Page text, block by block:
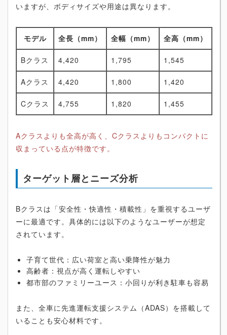
いますが、ボディサイズや用途は異なります。
モデル 全長（mm） 全幅（mm） 全高（mm）
Bクラス 4,420 1,795 1,545
Aクラス 4,420 1,800 1,420
Cクラス 4,755 1,820 1,455
Aクラスよりも全高が高く、Cクラスよりもコンパクトに
収まっている点が特徴です。
ターゲット層とニーズ分析
Bクラスは「安全性・快適性・積載性」を重視するユーザ
ーに最適です。具体的には以下のようなユーザーが想定
されています。
子育て世代：広い荷室と高い乗降性が魅力
高齢者：視点が高く運転しやすい
都市部のファミリーユース：小回りが利き駐車も容易
また、全車に先進運転支援システム（ADAS）を搭載して
いることも安心材料です。